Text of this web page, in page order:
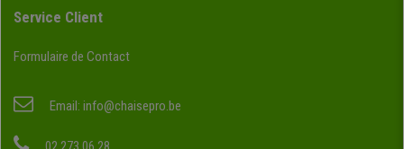
Service Client
Formulaire de Contact
Email: info@chaisepro.be